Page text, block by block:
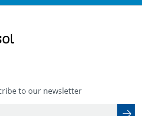
to our newsletter